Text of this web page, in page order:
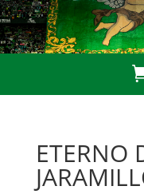
ETERNO